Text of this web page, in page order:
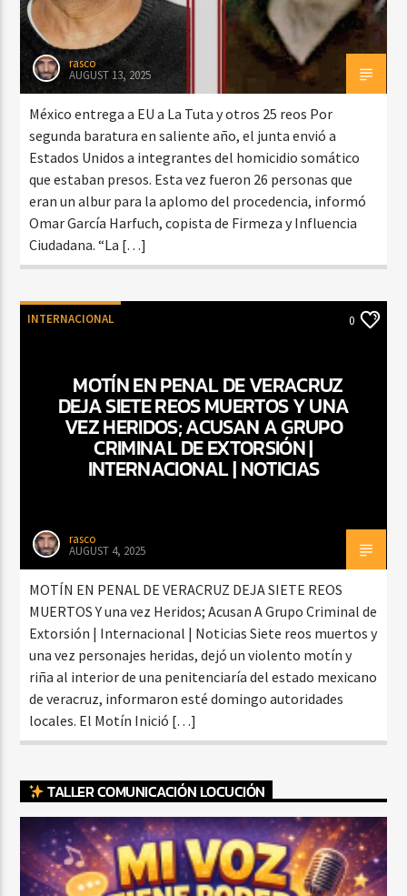
rasco
AUGUST 13, 2025
México entrega a EU a La Tuta y otros 25 reos Por
segunda baratura en saliente año, el junta envió a
Estados Unidos a integrantes del homicidio somático
que estaban presos. Esta vez fueron 26 personas que
eran un albur para la aplomo del procedencia, informó
Omar García Harfuch, copista de Firmeza y Influencia
Ciudadana. “La […]
INTERNACIONAL 0
MOTÍN EN PENAL DE VERACRUZ
DEJA SIETE REOS MUERTOS Y UNA
VEZ HERIDOS; ACUSAN A GRUPO
CRIMINAL DE EXTORSIÓN |
INTERNACIONAL | NOTICIAS
rasco
AUGUST 4, 2025
MOTÍN EN PENAL DE VERACRUZ DEJA SIETE REOS
MUERTOS Y una vez Heridos; Acusan A Grupo Criminal de
Extorsión | Internacional | Noticias Siete reos muertos y
una vez personajes heridas, dejó un violento motín y
riña al interior de una penitenciaría del estado mexicano
de veracruz, informaron esté domingo autoridades
locales. El Motín Inició […]
TALLER COMUNICACIÓN LOCUCIÓN